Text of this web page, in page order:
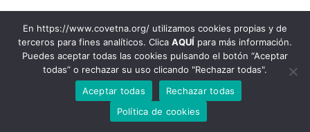
948 22 00 72
© 2020 Colegio Oficial de Veterinarios de Navarra
Avenida Baja Navarra, 47. 31002. Pamplona-Iruña. Email:
info@covetna.org
Aviso legal y Política de privacidad |
Registro de Actividad de Tratamiento
En https://www.covetna.org/ utilizamos cookies propias y de
terceros para fines analíticos. Clica AQUÍ para más información.
Puedes aceptar todas las cookies pulsando el botón “Aceptar
todas” o rechazar su uso clicando "Rechazar todas".
Aceptar todas
Rechazar todas
Política de cookies